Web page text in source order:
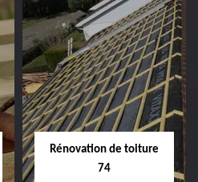
Rénovation de toiture
74